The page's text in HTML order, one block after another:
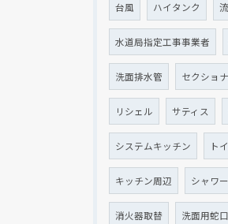
台風 ハイタンク
水道局指定工事事業者
洗面排水管 セクショ
リシェル サティス
システムキッチン ト
キッチン周辺 シャワ
消火器取替 洗面用蛇口